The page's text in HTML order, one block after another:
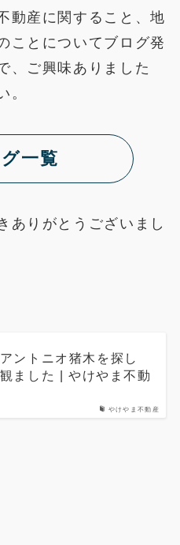
動産に関すること、地
ことについてブログ発
、ご興味ありました
。
一覧
ありがとうございまし
やけやま不動産
ントニオ猪木を探し
ました | やけやま不動